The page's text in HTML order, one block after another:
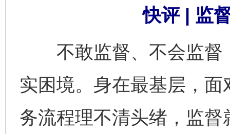
快评 | 监
不敢监督、不会监督
实困境。身在最基层，
务流程理不清头绪，监